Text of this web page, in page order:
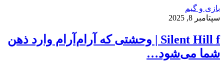
بازی و گیم
سپتامبر 8, 2025
Silent Hill f | وحشتی که آرام‌آرام وارد ذهن
شما می‌شود…